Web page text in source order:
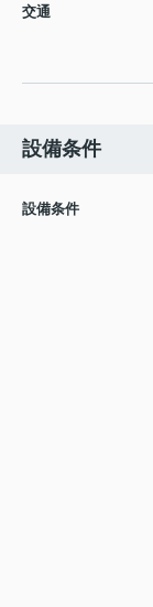
交通
設備条件
設備条件